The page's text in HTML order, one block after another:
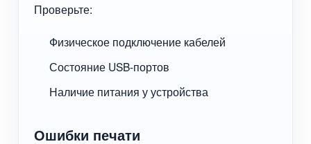
Проверьте:
Физическое подключение кабелей
Состояние USB-портов
Наличие питания у устройства
Ошибки печати